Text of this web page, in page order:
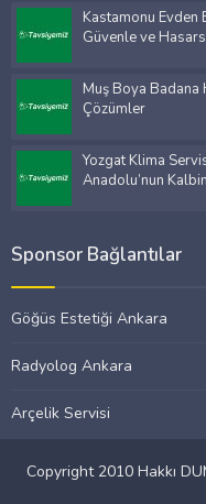
Kastamonu Evden
Güvenle ve
Muş Boya Badana
Çözümler
Yozgat Klima
Anadolu’nun
Sponsor Bağlantılar
Göğüs Estetiği Ankara
Radyolog Ankara
Arçelik Servisi
Copyright 2010 Hakkı